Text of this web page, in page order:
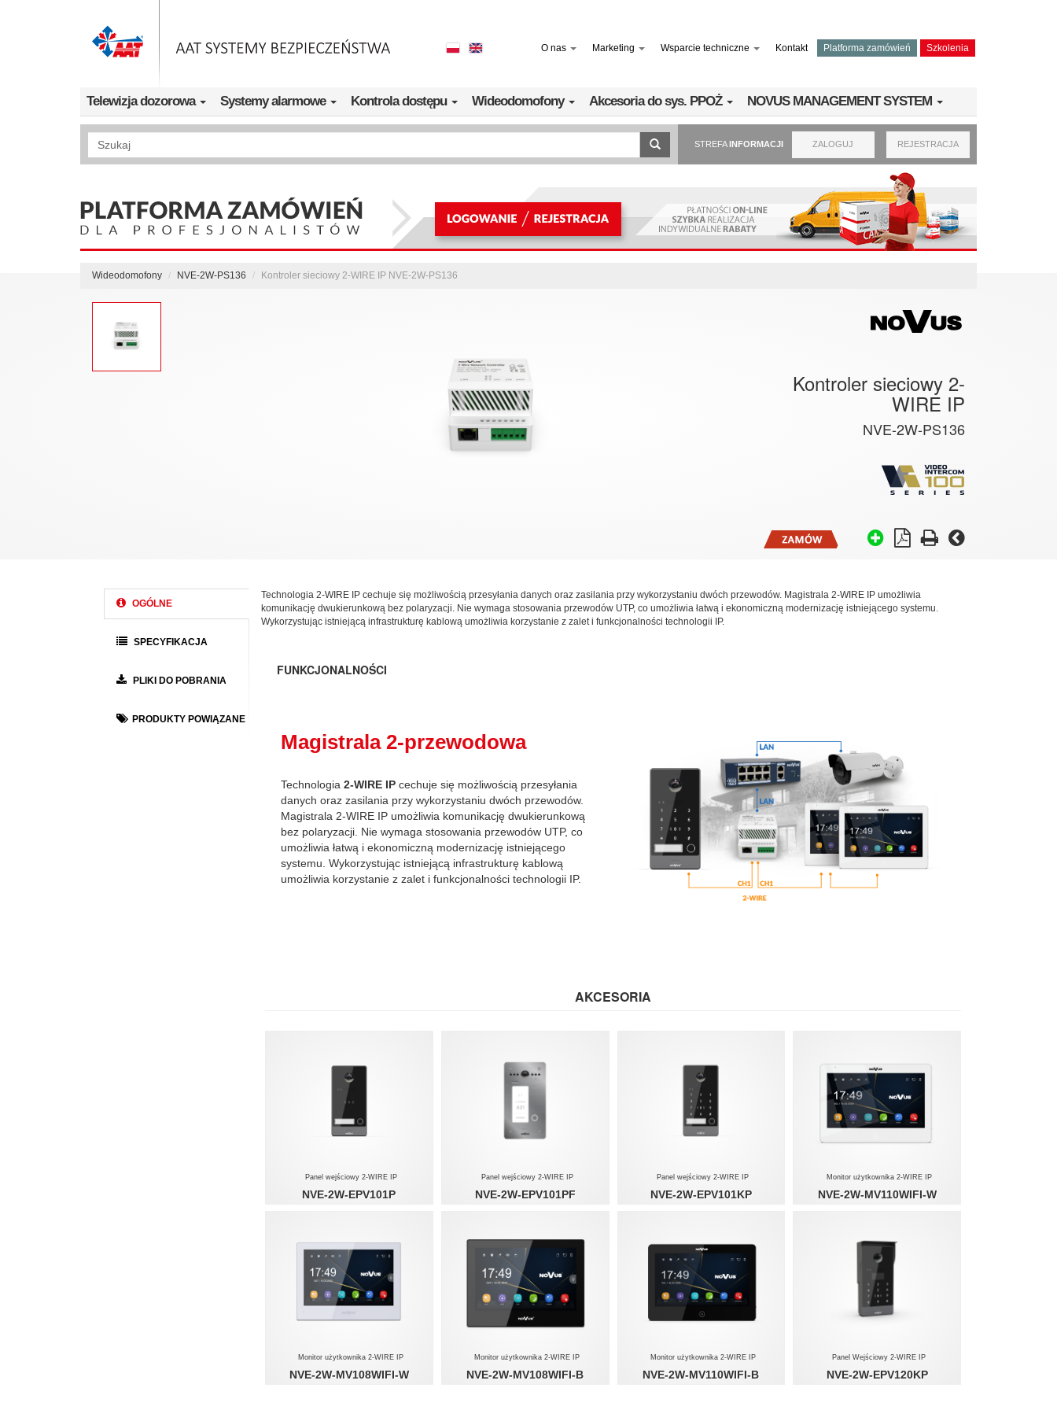
O nas Marketing Wsparcie techniczne Kontakt Platforma zamówień Szkolenia
Telewizja dozorowa Systemy alarmowe Kontrola dostępu Wideodomofony Akcesoria do sys. PPOŻ NOVUS MANAGEMENT SYSTEM
Wyszukiwanie pełnotekstowe STREFAINFORMACJI ZALOGUJ REJESTRACJA
Wideodomofony NVE-2W-PS136 Kontroler sieciowy 2-WIRE IP NVE-2W-PS136
Kontroler sieciowy 2-
WIRE IP
NVE-2W-PS136
OGÓLNE
SPECYFIKACJA
PLIKI DO POBRANIA
PRODUKTY POWIĄZANE
Technologia 2-WIRE IP cechuje się możliwością przesyłania danych oraz zasilania przy wykorzystaniu dwóch przewodów. Magistrala 2-WIRE IP umożliwia
komunikację dwukierunkową bez polaryzacji. Nie wymaga stosowania przewodów UTP, co umożliwia łatwą i ekonomiczną modernizację istniejącego systemu.
Wykorzystując istniejącą infrastrukturę kablową umożliwia korzystanie z zalet i funkcjonalności technologii IP.
FUNKCJONALNOŚCI
Magistrala 2-przewodowa
Technologia 2-WIRE IP cechuje się możliwością przesyłania
danych oraz zasilania przy wykorzystaniu dwóch przewodów.
Magistrala 2-WIRE IP umożliwia komunikację dwukierunkową
bez polaryzacji. Nie wymaga stosowania przewodów UTP, co
umożliwia łatwą i ekonomiczną modernizację istniejącego
systemu. Wykorzystując istniejącą infrastrukturę kablową
umożliwia korzystanie z zalet i funkcjonalności technologii IP.
AKCESORIA
Panel wejściowy 2-WIRE IP
NVE-2W-EPV101P
Panel wejściowy 2-WIRE IP
NVE-2W-EPV101PF
Panel wejściowy 2-WIRE IP
NVE-2W-EPV101KP
Monitor użytkownika 2-WIRE IP
NVE-2W-MV110WIFI-W
Monitor użytkownika 2-WIRE IP
NVE-2W-MV108WIFI-W
Monitor użytkownika 2-WIRE IP
NVE-2W-MV108WIFI-B
Monitor użytkownika 2-WIRE IP
NVE-2W-MV110WIFI-B
Panel Wejściowy 2-WIRE IP
NVE-2W-EPV120KP